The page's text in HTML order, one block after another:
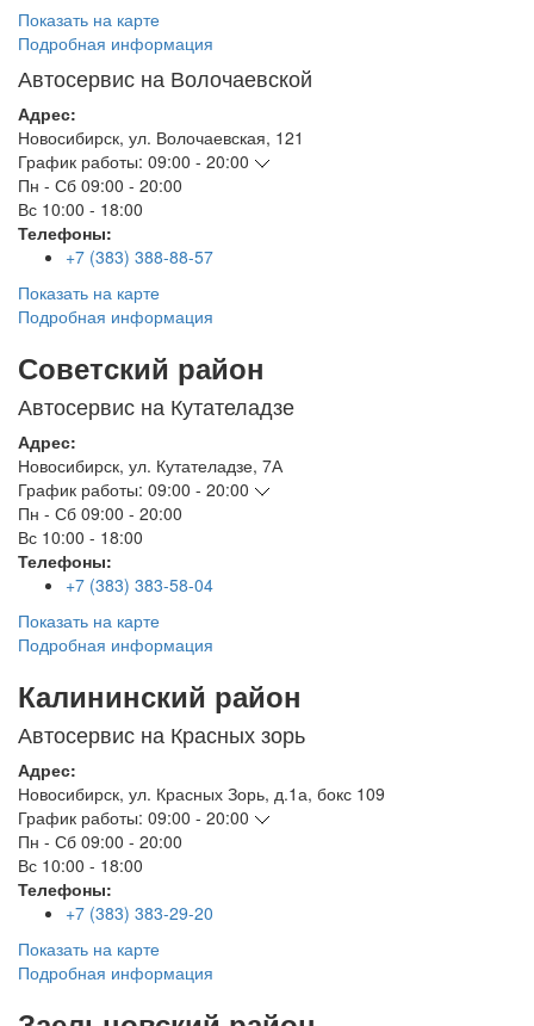
Показать на карте
Подробная информация
Автосервис на Волочаевской
Адрес:
Новосибирск, ул. Волочаевская, 121
График работы: 09:00 - 20:00
Пн - Сб 09:00 - 20:00
Вс 10:00 - 18:00
Телефоны:
+7 (383) 388-88-57
Показать на карте
Подробная информация
Советский район
Автосервис на Кутателадзе
Адрес:
Новосибирск, ул. Кутателадзе, 7А
График работы: 09:00 - 20:00
Пн - Сб 09:00 - 20:00
Вс 10:00 - 18:00
Телефоны:
+7 (383) 383-58-04
Показать на карте
Подробная информация
Калининский район
Автосервис на Красных зорь
Адрес:
Новосибирск, ул. Красных Зорь, д.1а, бокс 109
График работы: 09:00 - 20:00
Пн - Сб 09:00 - 20:00
Вс 10:00 - 18:00
Телефоны:
+7 (383) 383-29-20
Показать на карте
Подробная информация